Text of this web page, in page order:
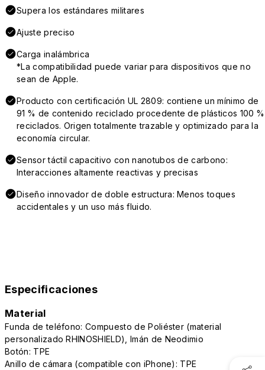
Supera los estándares militares
Ajuste preciso
Carga inalámbrica
*La compatibilidad puede variar para dispositivos que no
sean de Apple.
Producto con certificación UL 2809: contiene un mínimo de
91 % de contenido reciclado procedente de plásticos 100 %
reciclados. Origen totalmente trazable y optimizado para la
economía circular.
Sensor táctil capacitivo con nanotubos de carbono:
Interacciones altamente reactivas y precisas
Diseño innovador de doble estructura: Menos toques
accidentales y un uso más fluido.
Especificaciones
Material
Funda de teléfono: Compuesto de Poliéster (material
personalizado RHINOSHIELD), Imán de Neodimio
Botón: TPE
Anillo de cámara (compatible con iPhone): TPE